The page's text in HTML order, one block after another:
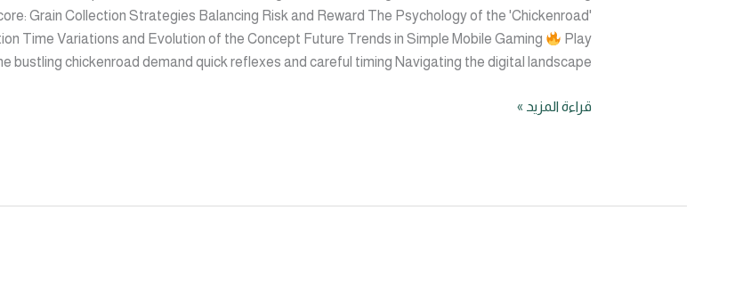
Grain Collection Strategies Balancing Risk and Reward The Psychology of the 'Chickenroad'
Time Variations and Evolution of the Concept Future Trends in Simple Mobile Gaming
Play
bustling chickenroad demand quick reflexes and careful timing Navigating the digital landscape
chickenroad
demand
and
قراءة المزيد »